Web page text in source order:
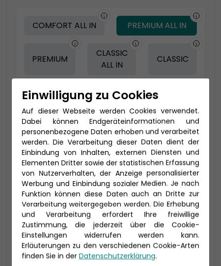
COMFORT ALL IN PREMIUM ALL IN
PREMIUM
CLASSIC
ALL IN
CLASSIC
-150 € - Frühbucher Plus
2-Bett Verandakabine Deluxe mit
Lounge (DL)
34 qm (bis 5 Personen),
inklusive Lounge (6 qm) und Veranda (6 qm)
Einwilligung zu Cookies
Auf dieser Webseite werden Cookies verwendet.
Dabei können Endgeräteinformationen und
personenbezogene Daten erhoben und verarbeitet
werden. Die Verarbeitung dieser Daten dient der
Einbindung von Inhalten, externen Diensten und
Elementen Dritter sowie der statistischen Erfassung
von Nutzerverhalten, der Anzeige personalisierter
Werbung und Einbindung sozialer Medien. Je nach
Funktion können diese Daten auch an Dritte zur
Verarbeitung weitergegeben werden. Die Erhebung
und Verarbeitung erfordert Ihre freiwillige
Zustimmung, die jederzeit über die Cookie-
Einstellungen widerrufen werden kann.
Erläuterungen zu den verschiedenen Cookie-Arten
finden Sie in der Datenschutzerklärung.